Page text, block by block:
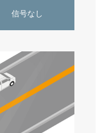
信号なし